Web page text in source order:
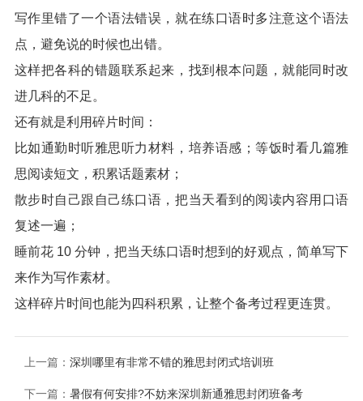
写作里错了一个语法错误，就在练口语时多注意这个语法
点，避免说的时候也出错。
这样把各科的错题联系起来，找到根本问题，就能同时改
进几科的不足。
还有就是利用碎片时间：
比如通勤时听雅思听力材料，培养语感；等饭时看几篇雅
思阅读短文，积累话题素材；
散步时自己跟自己练口语，把当天看到的阅读内容用口语
复述一遍；
睡前花 10 分钟，把当天练口语时想到的好观点，简单写下
来作为写作素材。
这样碎片时间也能为四科积累，让整个备考过程更连贯。
上一篇： 深圳哪里有非常不错的雅思封闭式培训班
下一篇： 暑假有何安排?不妨来深圳新通雅思封闭班备考